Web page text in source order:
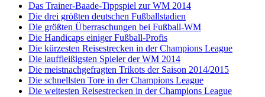
Das Trainer-Baade-Tippspiel zur WM 2014
Die drei größten deutschen Fußballstadien
Die größten Überraschungen bei Fußball-WM
Die Handicaps einiger Fußball-Profis
Die kürzesten Reisestrecken in der Champions League
Die lauffleißigsten Spieler der WM 2014
Die meistnachgefragten Trikots der Saison 2014/2015
Die schnellsten Tore in der Champions League
Die weitesten Reisestrecken in der Champions League